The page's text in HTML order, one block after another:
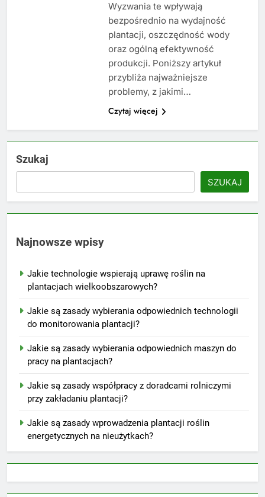
Wyzwania te wpływają
bezpośrednio na wydajność
plantacji, oszczędność wody
oraz ogólną efektywność
produkcji. Poniższy artykuł
przybliża najważniejsze
problemy, z jakimi…
Czytaj więcej
Szukaj
SZUKAJ
Najnowsze wpisy
Jakie technologie wspierają uprawę roślin na
plantacjach wielkoobszarowych?
Jakie są zasady wybierania odpowiednich technologii
do monitorowania plantacji?
Jakie są zasady wybierania odpowiednich maszyn do
pracy na plantacjach?
Jakie są zasady współpracy z doradcami rolniczymi
przy zakładaniu plantacji?
Jakie są zasady wprowadzenia plantacji roślin
energetycznych na nieużytkach?